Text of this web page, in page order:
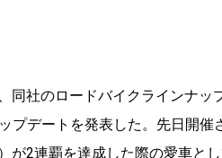
同社のロードバイクラインナッ
プデートを発表した。先日開
が2連覇を達成した際の愛車と